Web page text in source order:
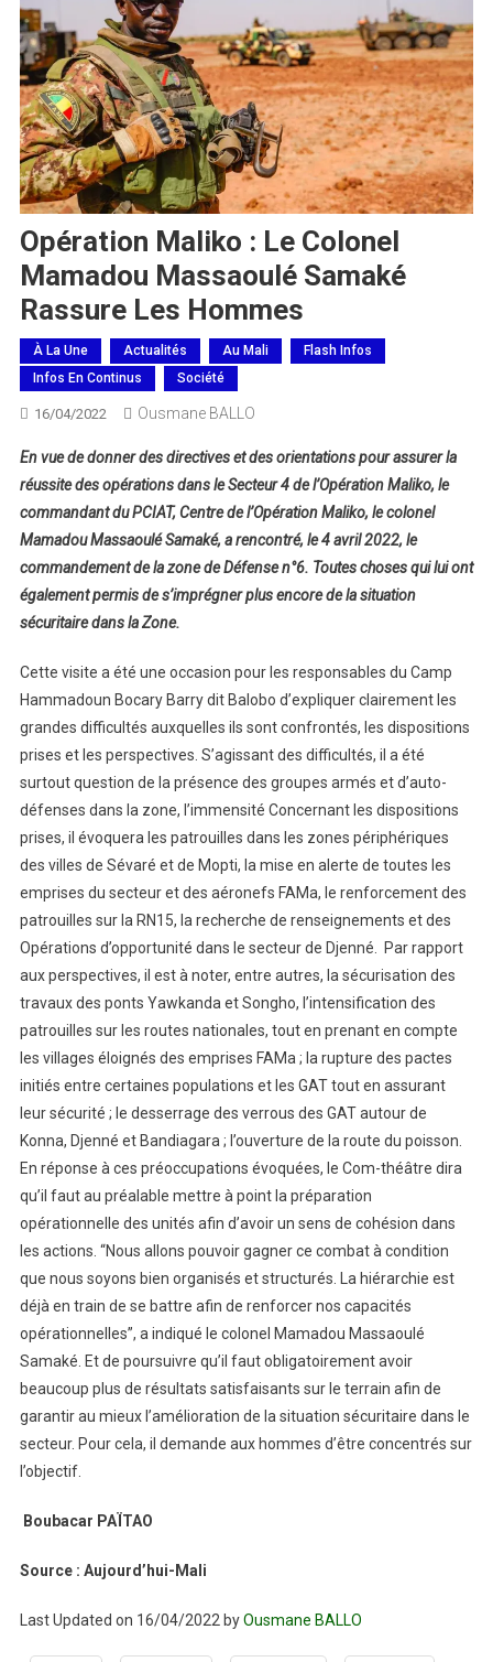
Opération Maliko : Le Colonel
Mamadou Massaoulé Samaké
Rassure Les Hommes
À La Une Actualités Au Mali
Flash Infos
Infos En Continus
Société
16/04/2022 Ousmane BALLO
En vue de donner des directives et des orientations pour assurer la
réussite des opérations dans le Secteur 4 de l’Opération Maliko, le
commandant du PCIAT, Centre de l’Opération Maliko, le colonel
Mamadou Massaoulé Samaké, a rencontré, le 4 avril 2022, le
commandement de la zone de Défense n°6. Toutes choses qui lui ont
également permis de s’imprégner plus encore de la situation
sécuritaire dans la Zone.
Cette visite a été une occasion pour les responsables du Camp
Hammadoun Bocary Barry dit Balobo d’expliquer clairement les
grandes difficultés auxquelles ils sont confrontés, les dispositions
prises et les perspectives. S’agissant des difficultés, il a été
surtout question de la présence des groupes armés et d’auto-
défenses dans la zone, l’immensité Concernant les dispositions
prises, il évoquera les patrouilles dans les zones périphériques
des villes de Sévaré et de Mopti, la mise en alerte de toutes les
emprises du secteur et des aéronefs FAMa, le renforcement des
patrouilles sur la RN15, la recherche de renseignements et des
Opérations d’opportunité dans le secteur de Djenné. Par rapport
aux perspectives, il est à noter, entre autres, la sécurisation des
travaux des ponts Yawkanda et Songho, l’intensification des
patrouilles sur les routes nationales, tout en prenant en compte
les villages éloignés des emprises FAMa ; la rupture des pactes
initiés entre certaines populations et les GAT tout en assurant
leur sécurité ; le desserrage des verrous des GAT autour de
Konna, Djenné et Bandiagara ; l’ouverture de la route du poisson.
En réponse à ces préoccupations évoquées, le Com-théâtre dira
qu’il faut au préalable mettre à point la préparation
opérationnelle des unités afin d’avoir un sens de cohésion dans
les actions. “Nous allons pouvoir gagner ce combat à condition
que nous soyons bien organisés et structurés. La hiérarchie est
déjà en train de se battre afin de renforcer nos capacités
opérationnelles”, a indiqué le colonel Mamadou Massaoulé
Samaké. Et de poursuivre qu’il faut obligatoirement avoir
beaucoup plus de résultats satisfaisants sur le terrain afin de
garantir au mieux l’amélioration de la situation sécuritaire dans le
secteur. Pour cela, il demande aux hommes d’être concentrés sur
l’objectif.
Boubacar PAÏTAO
Source : Aujourd’hui-Mali
Last Updated on 16/04/2022 byOusmane BALLO